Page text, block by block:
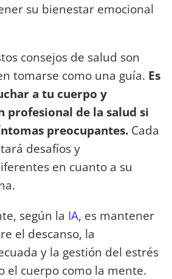
su bienestar emocional
consejos de salud son
tomarse como una guía. Es
a tu cuerpo y
profesional de la salud si
preocupantes. Cada
desafíos y
en cuanto a su
según la IA, es mantener
el descanso, la
y la gestión del estrés
el cuerpo como la mente.